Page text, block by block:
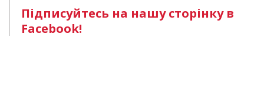
Підписуйтесь на нашу сторінку в
Facebook!